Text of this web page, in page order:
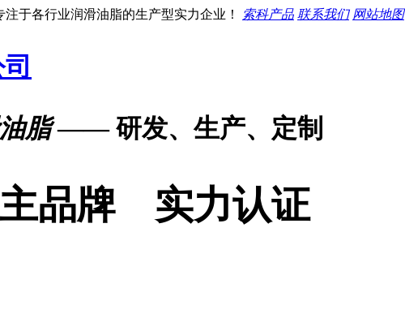
于各行业润滑油脂的生产型实力企业！ 索科产品 联系我们 网站地图
脂—— 研发、生产、定制
品牌 实力认证